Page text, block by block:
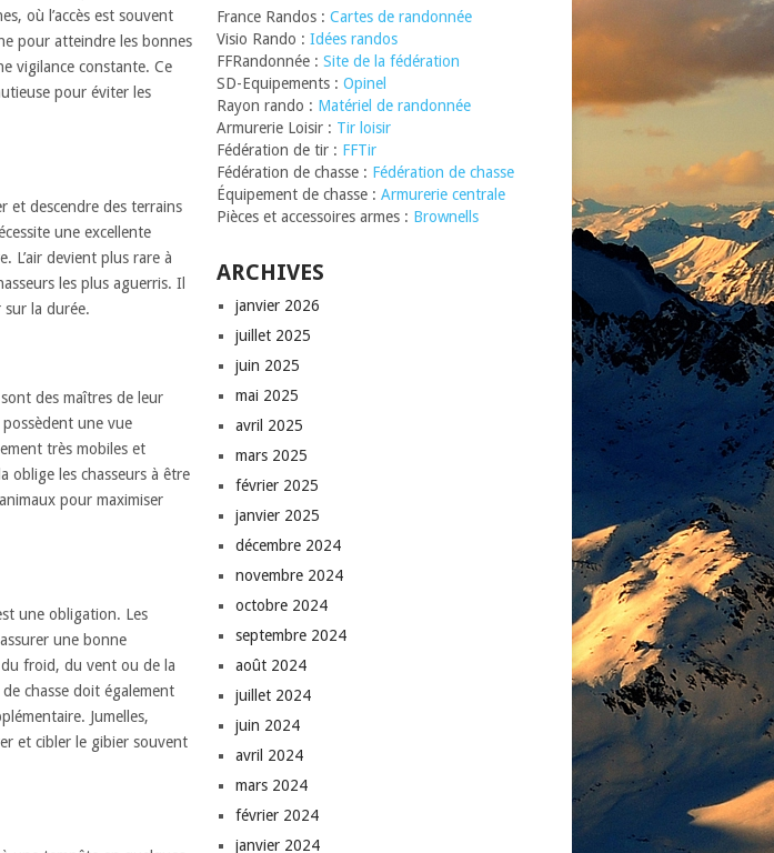
où l’accès est souvent
pour atteindre les bonnes
vigilance constante. Ce
pour éviter les
et descendre des terrains
une excellente
L’air devient plus rare à
les plus aguerris. Il
sur la durée.
des maîtres de leur
une vue
très mobiles et
oblige les chasseurs à être
pour maximiser
une obligation. Les
une bonne
froid, du vent ou de la
chasse doit également
Jumelles,
et cibler le gibier souvent
France Randos : Cartes de randonnée
Visio Rando : Idées randos
FFRandonnée : Site de la fédération
SD-Equipements : Opinel
Rayon rando : Matériel de randonnée
Armurerie Loisir : Tir loisir
Fédération de tir : FFTir
Fédération de chasse : Fédération de chasse
Équipement de chasse : Armurerie centrale
Pièces et accessoires armes : Brownells
ARCHIVES
janvier 2026
juillet 2025
juin 2025
mai 2025
avril 2025
mars 2025
février 2025
janvier 2025
décembre 2024
novembre 2024
octobre 2024
septembre 2024
août 2024
juillet 2024
juin 2024
avril 2024
mars 2024
février 2024
janvier 2024